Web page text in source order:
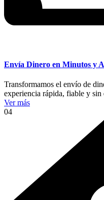
Envía Dinero en Minutos y
Transformamos el envío de
experiencia rápida, fiable y sin
Ver más
04